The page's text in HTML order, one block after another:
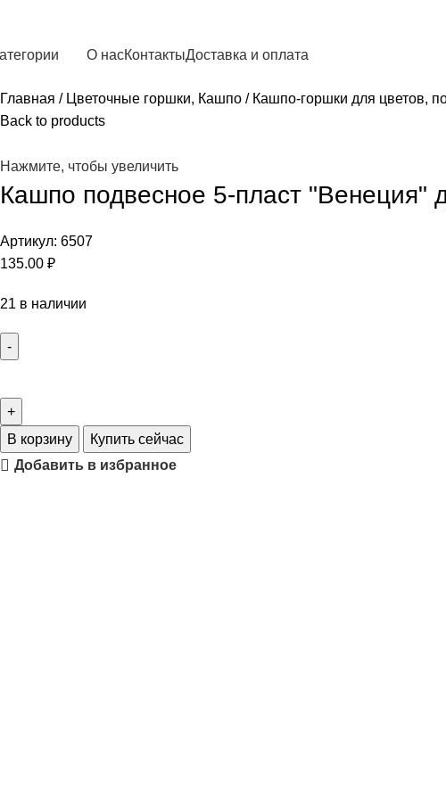
О насКонтактыДоставка и оплата
Главная
Цветочные горшки, Кашпо Кашпо-горшки для цветов,
Back to products
Нажмите, чтобы увеличить
Кашпо подвесное 5-пласт "Венеция"
Артикул: 6507
135.00 ₽
21 в наличии
В корзину
Купить сейчас
Добавить в избранное